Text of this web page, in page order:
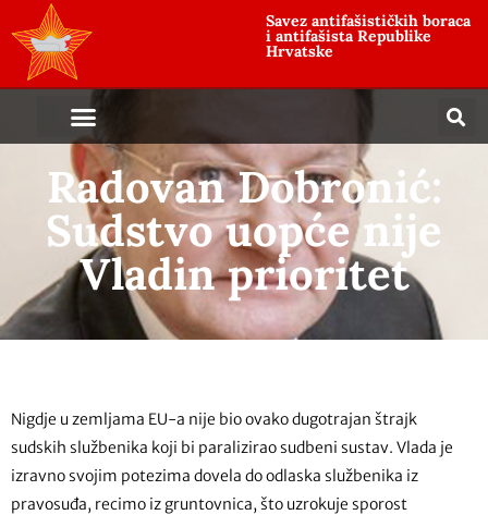
Savez antifašističkih boraca
i antifašista Republike
Hrvatske
Radovan Dobronić:
Sudstvo uopće nije
Vladin prioritet
Nigdje u zemljama EU-a nije bio ovako dugotrajan štrajk
sudskih službenika koji bi paralizirao sudbeni sustav. Vlada je
izravno svojim potezima dovela do odlaska službenika iz
pravosuđa, recimo iz gruntovnica, što uzrokuje sporost